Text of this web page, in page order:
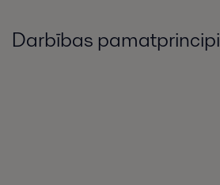
Darbības pamatprincipi